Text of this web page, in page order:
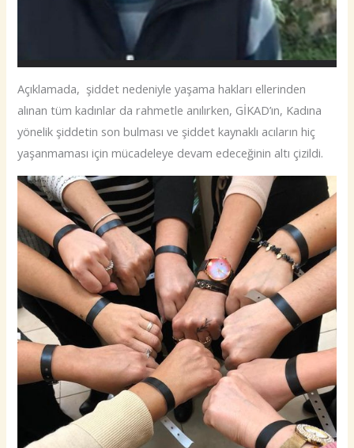
Açıklamada, şiddet nedeniyle yaşama hakları ellerinden
alınan tüm kadınlar da rahmetle anılırken, GİKAD’ın, Kadına
yönelik şiddetin son bulması ve şiddet kaynaklı acıların hiç
yaşanmaması için mücadeleye devam edeceğinin altı çizildi.